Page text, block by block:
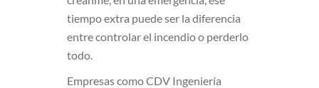
tiempo extra puede ser la diferencia
entre controlar el incendio o perderlo
todo.
Empresas como CDV Ingeniería